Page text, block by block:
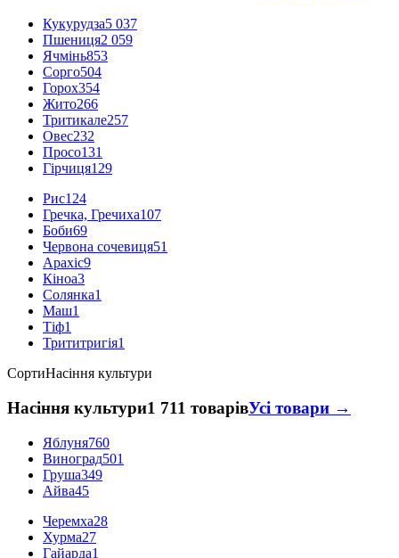
Кукурудза5 037
Пшениця2 059
Ячмінь853
Сорго504
Горох354
Жито266
Тритикале257
Овес232
Просо131
Гірчиця129
Рис124
Гречка, Гречиха107
Боби69
Червона сочевиця51
Арахіс9
Кіноа3
Солянка1
Маш1
Тіф1
Трититригія1
СортиНасіння культури
Насіння культури1 711 товарівУсі товари →
Яблуня760
Виноград501
Груша349
Айва45
Черемха28
Хурма27
Гайарда1